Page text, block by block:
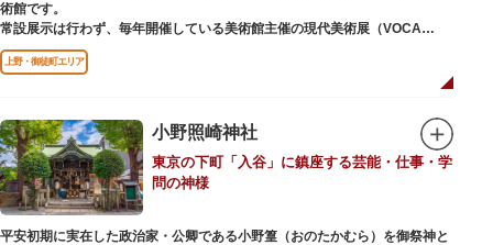
術館です。
常設展示は行わず、毎年開催している美術館主催の現代美術展（VOCA
展）、公募展（上野の森美術館大賞展、日本の自然を描く展）のほか、マン
ガから書展にいたるまで定期的に多彩なジャンルの独創的な企画展を開催し
別館の1階には、小企画展などの開催もできる上野の森美術館ギャラリー、
そして、3階には上野の森アートスクールが設置され、初心者から熟練者を
対象とした油彩・アクリル、水彩、日本画のクラスや、週末に受講できる単
発講座などを開催しています。
上野・御徒町エリア
小野照崎神社
東京の下町「入谷」に鎮座する芸能・仕事・学
問の神様
平安初期に実在した政治家・公卿である小野篁（おのたかむら）を御祭神と